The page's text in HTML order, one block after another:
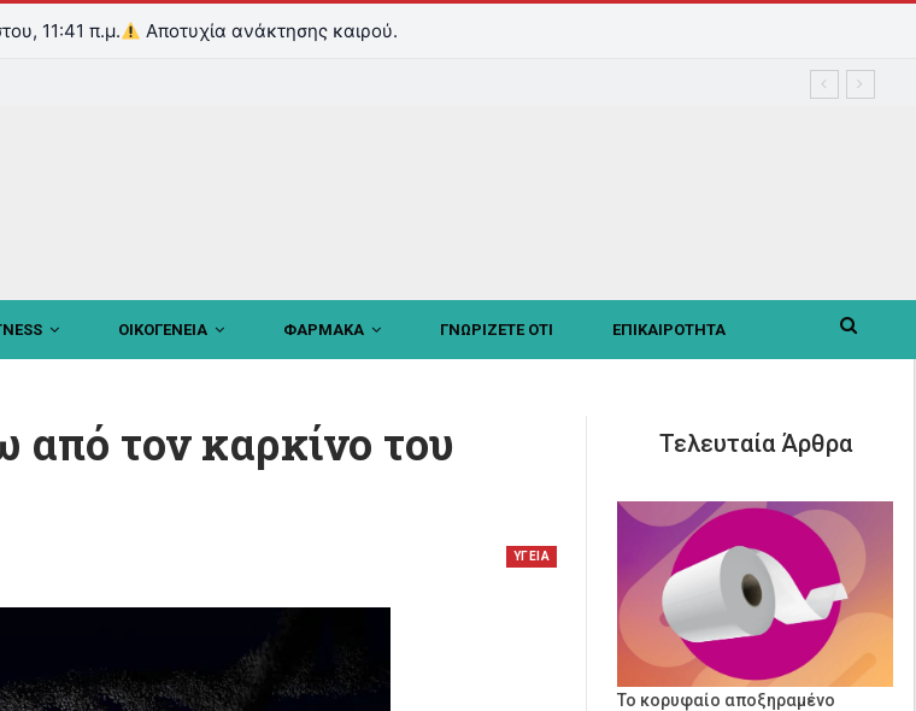
11:41 π.μ. Αποτυχία ανάκτησης καιρού.
ΟΙΚΟΓΕΝΕΙΑ ΦΑΡΜΑΚΑ ΓΝΩΡΙΖΕΤΕ ΟΤΙ ΕΠΙΚΑΙΡΟΤΗΤΑ
από τον καρκίνο του
ΥΓΕΙΑ
Τελευταία Άρθρα
Το κορυφαίο αποξηραμένο